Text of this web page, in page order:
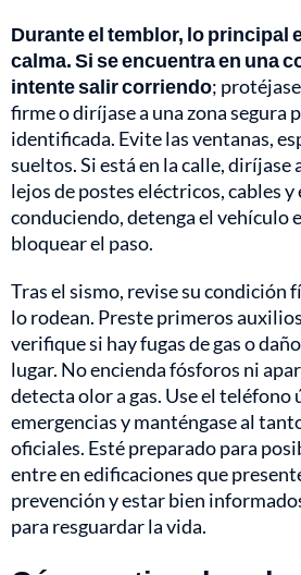
Durante el temblor, lo principal
calma. Si se encuentra en una
intente salir corriendo;
firme o diríjase a una zona segura
identificada. Evite las ventanas,
sueltos. Si está en la calle, diríjase
lejos de postes eléctricos, cables
conduciendo, detenga el vehículo
bloquear el paso.
Tras el sismo, revise su condición
lo rodean. Preste primeros
verifique si hay fugas de gas o
lugar. No encienda fósforos ni
detecta olor a gas. Use el teléfono
emergencias y manténgase al
oficiales. Esté preparado para
entre en edificaciones que
prevención y estar bien
para resguardar la vida.